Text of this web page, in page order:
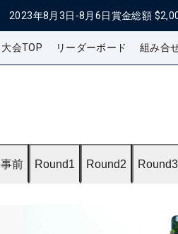
2023年8月3日-8月6日賞金総額
大会TOP リーダーボード 組み合
事前 Round1 Round2 Round3